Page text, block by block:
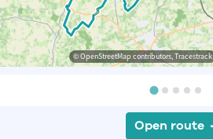
© OpenStreetMap contributors, Tracestrack
Open route